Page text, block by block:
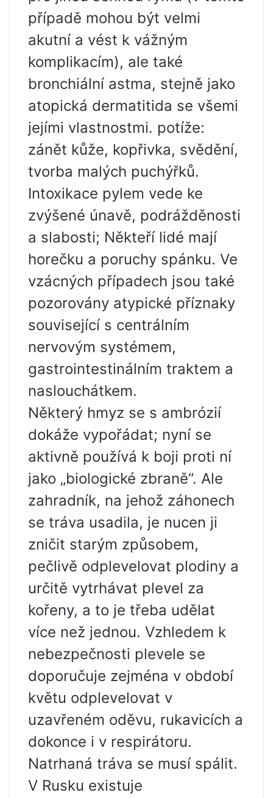
případě mohou být velmi
akutní a vést k vážným
komplikacím), ale také
bronchiální astma, stejně jako
atopická dermatitida se všemi
jejími vlastnostmi. potíže:
zánět kůže, kopřivka, svědění,
tvorba malých puchýřků.
Intoxikace pylem vede ke
zvýšené únavě, podrážděnosti
a slabosti; Někteří lidé mají
horečku a poruchy spánku. Ve
vzácných případech jsou také
pozorovány atypické příznaky
související s centrálním
nervovým systémem,
gastrointestinálním traktem a
naslouchátkem.
Některý hmyz se s ambrózií
dokáže vypořádat; nyní se
aktivně používá k boji proti ní
jako „biologické zbraně“. Ale
zahradník, na jehož záhonech
se tráva usadila, je nucen ji
zničit starým způsobem,
pečlivě odplevelovat plodiny a
určitě vytrhávat plevel za
kořeny, a to je třeba udělat
více než jednou. Vzhledem k
nebezpečnosti plevele se
doporučuje zejména v období
květu odplevelovat v
uzavřeném oděvu, rukavicích a
dokonce i v respirátoru.
Natrhaná tráva se musí spálit.
V Rusku existuje